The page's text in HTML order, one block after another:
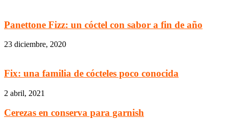
Panettone Fizz: un cóctel con sabor a fin de año
23 diciembre, 2020
Fix: una familia de cócteles poco conocida
2 abril, 2021
Cerezas en conserva para garnish